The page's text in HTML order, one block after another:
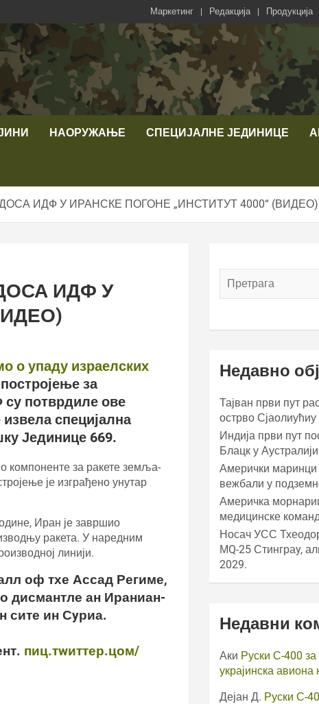
Маркетинг Редакција Продукција
НАОРУЖАЊЕ СПЕЦИЈАЛНЕ ЈЕДИНИЦЕ
ИДФ У ИРАНСКЕ ПОГОНЕ „ИНСТИТУТ 4000“ (ВИДЕО)
ИДФ У
о упаду израелских
за
потврдиле ове
специјална
Јединице 669.
компоненте за ракете земља-
је изграђено унутар
Иран је завршио
ракета. У наредним
линији.
оф тхе Ассад Региме,
дисмантле ан Ираниан-
сите ин Сyриа.
пиц.тwиттер.цом/
Недавно
Тајван први пут
острво
Индија први пут
Блацк у Аустралији
Амерички маринци
вежбали у
Америчка
медицинске
Носач УСС
МQ-25 Стинграy,
2029.
Недавни
Аки Руски С-400
украјинска
Дејан Д. Руски С-